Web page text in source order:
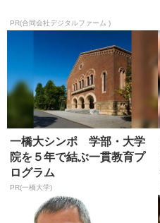
PR(合同会社デジタルファーム )
一橋大シンポ 学部・大学
院を５年で結ぶ一貫教育プ
ログラム
PR(一橋大学)